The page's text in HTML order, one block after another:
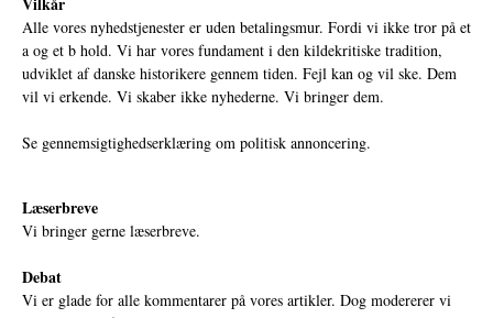
Alle vores nyhedstjenester er uden betalingsmur. Fordi vi ikke tror på et
a og et b hold. Vi har vores fundament i den kildekritiske tradition,
udviklet af danske historikere gennem tiden. Fejl kan og vil ske. Dem
vil vi erkende. Vi skaber ikke nyhederne. Vi bringer dem.
Se gennemsigtighedserklæring om politisk annoncering.
Læserbreve
Vi bringer gerne læserbreve.
Debat
Vi er glade for alle kommentarer på vores artikler. Dog modererer vi